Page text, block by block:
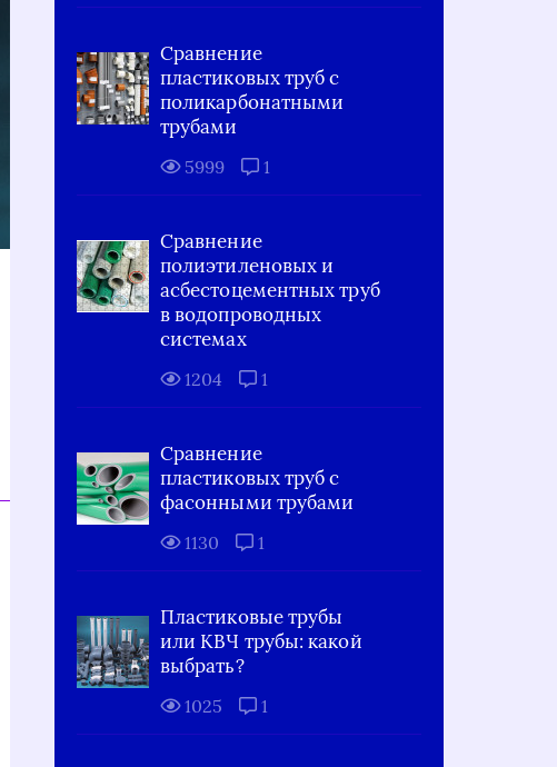
Сравнение
пластиковых труб с
поликарбонатными
трубами
5999 1
Сравнение
полиэтиленовых и
асбестоцементных труб
в водопроводных
системах
1204 1
Сравнение
пластиковых труб с
фасонными трубами
1130 1
Пластиковые трубы
или КВЧ трубы: какой
выбрать?
1025 1